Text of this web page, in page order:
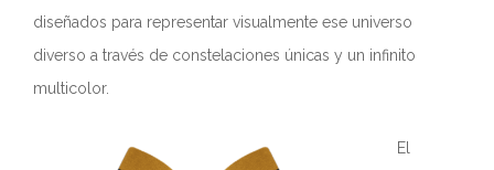
diseñados para representar visualmente ese universo
diverso a través de constelaciones únicas y un infinito
multicolor.
El